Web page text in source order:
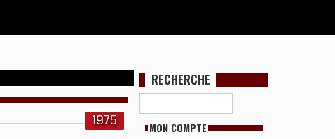
1975
RECHERCHE
MON COMPTE